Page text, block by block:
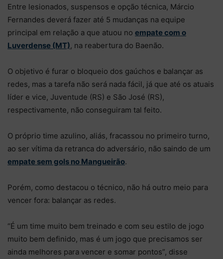
Entre lesionados, suspensos e opção técnica, Márcio
Fernandes deverá fazer até 5 mudanças na equipe
principal em relação a que atuou no empate com o
Luverdense (MT), na reabertura do Baenão.
O objetivo é furar o bloqueio dos gaúchos e balançar as
redes, mas a tarefa não será nada fácil, já que até os atuais
líder e vice, Juventude (RS) e São José (RS),
respectivamente, não conseguiram tal feito.
O próprio time azulino, aliás, fracassou no primeiro turno,
ao ser vítima da retranca do adversário, não saindo de um
empate sem gols no Mangueirão.
Porém, como destacou o técnico, não há outro meio para
vencer fora: balançar as redes.
“É um time muito bem treinado e com seu estilo de jogo
muito bem definido, mas é um jogo que precisamos ser
ainda melhores para vencer e somar pontos”, disse